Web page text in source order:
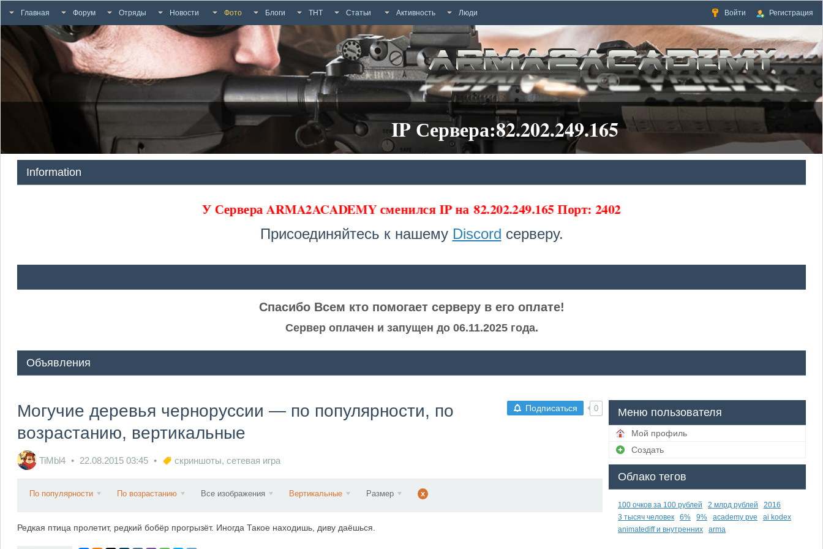
Главная Форум Отряды Новости Фото Блоги ТНТ Статьи Активность Люди Войти Регистрация
IP Сервера:82.202.249.165
Information
У Сервера ARMA2ACADEMY сменился IP на 82.202.249.165 Порт: 2402
Присоединяйтесь к нашему Discord серверу.
Спасибо Всем кто помогает серверу в его оплате!
Сервер оплачен и запущен до 06.11.2025 года.
Объявления
Подписаться 0
Могучие деревья черноруссии — по популярности, по
возрастанию, вертикальные
TiMbl4 22.08.2015 03:45 скриншоты, сетевая игра
По популярности По возрастанию Все изображения Вертикальные Размер x
Редкая птица пролетит, редкий бобёр прогрызёт. Иногда Такое находишь, диву даёшься.
Меню пользователя
Мой профиль
Создать
Облако тегов
100 очков за 100 рублей 2 млрд рублей
2016
3 тысяч человек
6% 9% academy pve
ai kodex
animatediff и внутренних
arma